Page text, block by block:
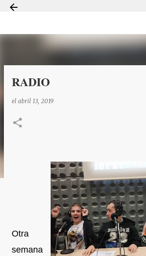
RADIO
el abril 13, 2019
Otra
semana